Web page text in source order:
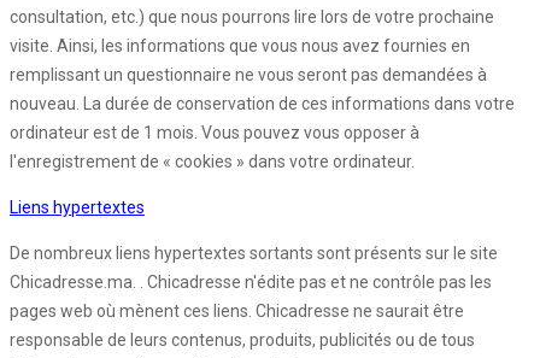
consultation, etc.) que nous pourrons lire lors de votre prochaine
visite. Ainsi, les informations que vous nous avez fournies en
remplissant un questionnaire ne vous seront pas demandées à
nouveau. La durée de conservation de ces informations dans votre
ordinateur est de 1 mois. Vous pouvez vous opposer à
l'enregistrement de « cookies » dans votre ordinateur.
Liens hypertextes
De nombreux liens hypertextes sortants sont présents sur le site
Chicadresse.ma. . Chicadresse n'édite pas et ne contrôle pas les
pages web où mènent ces liens. Chicadresse ne saurait être
responsable de leurs contenus, produits, publicités ou de tous